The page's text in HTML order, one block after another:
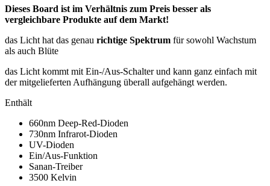
Dieses Board ist im Verhältnis zum Preis besser als
vergleichbare Produkte auf dem Markt!
das Licht hat das genau richtige Spektrum für sowohl Wachstum
als auch Blüte
das Licht kommt mit Ein-/Aus-Schalter und kann ganz einfach mit
der mitgelieferten Aufhängung überall aufgehängt werden.
Enthält
660nm Deep-Red-Dioden
730nm Infrarot-Dioden
UV-Dioden
Ein/Aus-Funktion
Sanan-Treiber
3500 Kelvin